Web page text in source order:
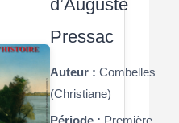
d’Auguste
Pressac
Auteur : Combelles
(Christiane)
Période : Première